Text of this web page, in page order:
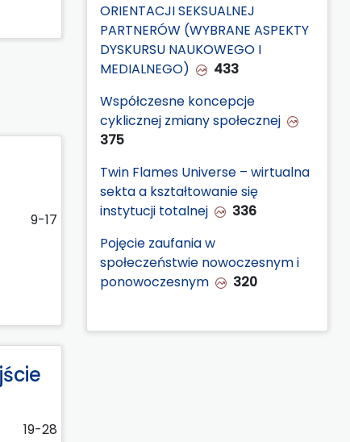
9-17
19-28
ORIENTACJI SEKSUALNEJ
PARTNERÓW (WYBRANE ASPEKTY
DYSKURSU NAUKOWEGO I
MEDIALNEGO)
433
Współczesne koncepcje
cyklicznej zmiany społecznej
375
Twin Flames Universe – wirtualna
sekta a kształtowanie się
instytucji totalnej
336
Pojęcie zaufania w
społeczeństwie nowoczesnym i
ponowoczesnym
320